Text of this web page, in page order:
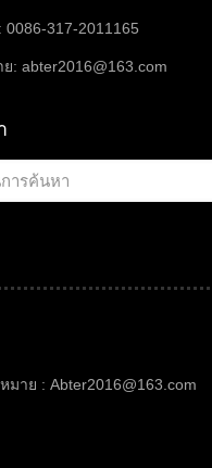
317-2011165
ย: abter2016@163.com
มาย : Abter2016@163.com